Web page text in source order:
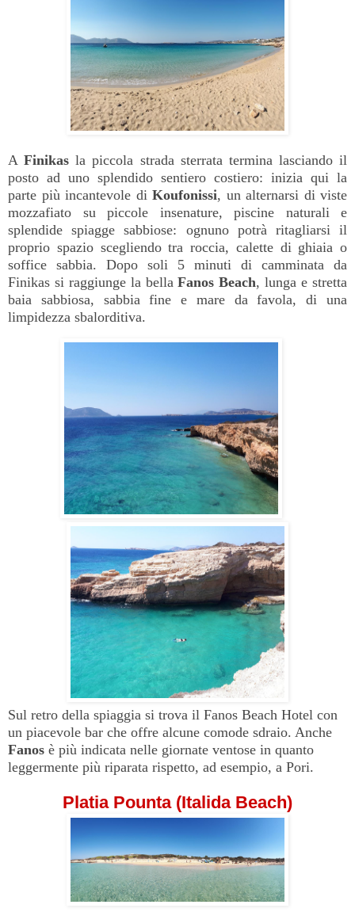
AFinikas la piccola strada sterrata termina lasciando il
posto ad uno splendido sentiero costiero: inizia qui la
parte più incantevole di Koufonissi, un alternarsi di viste
mozzafiato su piccole insenature, piscine naturali e
splendide spiagge sabbiose: ognuno potrà ritagliarsi il
proprio spazio scegliendo tra roccia, calette di ghiaia o
soffice sabbia. Dopo soli 5 minuti di camminata da
Finikas si raggiunge la bellaFanos Beach, lunga e stretta
baia sabbiosa, sabbia fine e mare da favola, di una
limpidezza sbalorditiva.
Sul retro della spiaggia si trova il Fanos Beach Hotel con
un piacevole bar che offre alcune comode sdraio. Anche
Fanos è più indicata nelle giornate ventose in quanto
leggermente più riparata rispetto, ad esempio, a Pori.
Platia Pounta (Italida Beach)